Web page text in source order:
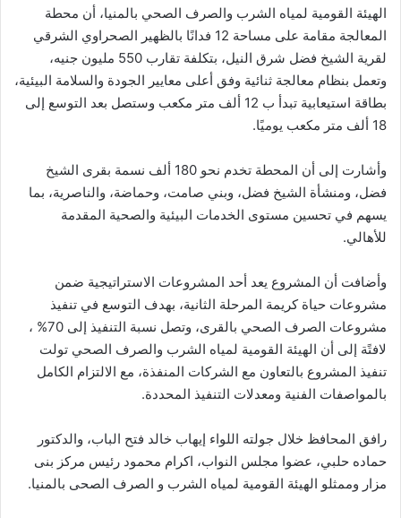
الهيئة القومية لمياه الشرب والصرف الصحي بالمنيا، أن محطة
المعالجة مقامة على مساحة 12 فدانًا بالظهير الصحراوي الشرقي
لقرية الشيخ فضل شرق النيل، بتكلفة تقارب 550 مليون جنيه،
وتعمل بنظام معالجة ثنائية وفق أعلى معايير الجودة والسلامة البيئية،
بطاقة استيعابية تبدأ ب 12 ألف متر مكعب وستصل بعد التوسع إلى
18 ألف متر مكعب يوميًا.
وأشارت إلى أن المحطة تخدم نحو 180 ألف نسمة بقرى الشيخ
فضل، ومنشأة الشيخ فضل، وبني صامت، وحماضة، والناصرية، بما
يسهم في تحسين مستوى الخدمات البيئية والصحية المقدمة
للأهالي.
وأضافت أن المشروع يعد أحد المشروعات الاستراتيجية ضمن
مشروعات حياة كريمة المرحلة الثانية، بهدف التوسع في تنفيذ
مشروعات الصرف الصحي بالقرى، وتصل نسبة التنفيذ إلى 70% ،
لافتًة إلى أن الهيئة القومية لمياه الشرب والصرف الصحي تولت
تنفيذ المشروع بالتعاون مع الشركات المنفذة، مع الالتزام الكامل
بالمواصفات الفنية ومعدلات التنفيذ المحددة.
رافق المحافظ خلال جولته اللواء إيهاب خالد فتح الباب، والدكتور
حماده حلبي، عضوا مجلس النواب، اكرام محمود رئيس مركز بنى
مزار وممثلو الهيئة القومية لمياه الشرب و الصرف الصحى بالمنيا.